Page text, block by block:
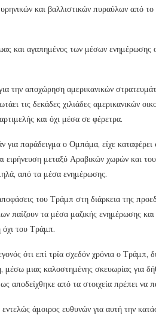
και βαλλιστικών πυραύλων από
και αγαπημένος των μέσων
την αποχώρηση αμερικανικών
τις δεκάδες χιλιάδες αμερικανικών
και όχι μέσα σε φέρετρα.
για παράδειγμα ο Ομπάμα, είχε
ειρήνευση μεταξύ Αραβικών χωρών και
από τα μέσα ενημέρωσης.
του Τράμπ στη διάρκεια της
παίζουν τα μέσα μαζικής ενημέρωσης
όχι του Τράμπ.
ότι επί τρία σχεδόν χρόνια ο
μιας καλοστημένης σκευωρίας για
αποδείχθηκε από τα στοιχεία πρέπει να
άμοιρος ευθυνών για αυτή την